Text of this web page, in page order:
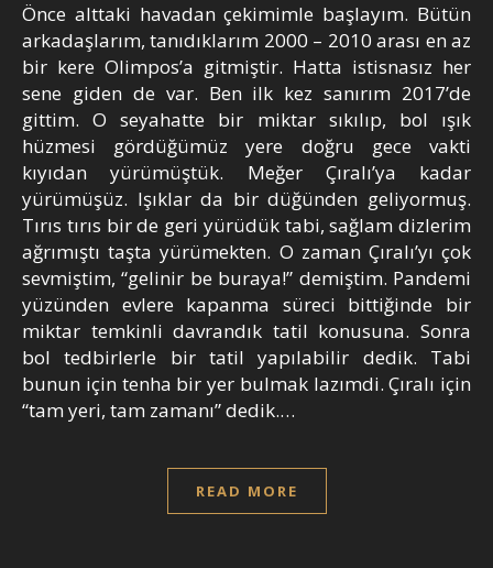
Önce alttaki havadan çekimimle başlayım. Bütün
arkadaşlarım, tanıdıklarım 2000 – 2010 arası en az
bir kere Olimpos’a gitmiştir. Hatta istisnasız her
sene giden de var. Ben ilk kez sanırım 2017’de
gittim. O seyahatte bir miktar sıkılıp, bol ışık
hüzmesi gördüğümüz yere doğru gece vakti
kıyıdan yürümüştük. Meğer Çıralı’ya kadar
yürümüşüz. Işıklar da bir düğünden geliyormuş.
Tırıs tırıs bir de geri yürüdük tabi, sağlam dizlerim
ağrımıştı taşta yürümekten. O zaman Çıralı’yı çok
sevmiştim, “gelinir be buraya!” demiştim. Pandemi
yüzünden evlere kapanma süreci bittiğinde bir
miktar temkinli davrandık tatil konusuna. Sonra
bol tedbirlerle bir tatil yapılabilir dedik. Tabi
bunun için tenha bir yer bulmak lazımdi. Çıralı için
“tam yeri, tam zamanı” dedik.…
READ MORE